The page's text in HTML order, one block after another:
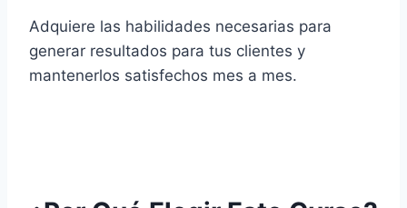
Adquiere las habilidades necesarias para
generar resultados para tus clientes y
mantenerlos satisfechos mes a mes.